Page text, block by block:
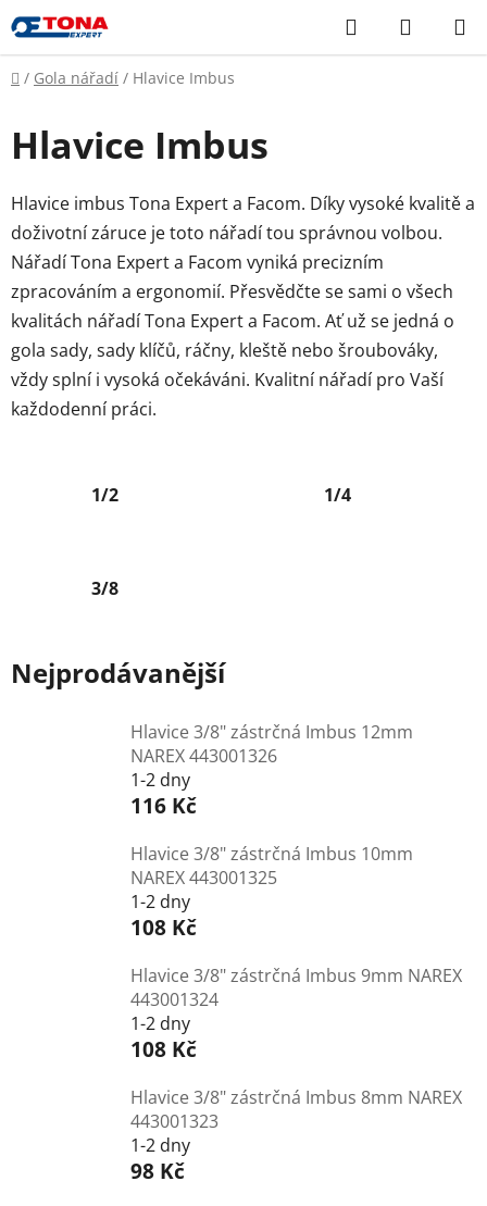
Přejít
na
obsah
Hledat
KOŠÍK
Domů
/ Gola nářadí / Hlavice Imbus
Hlavice Imbus
Hlavice imbus Tona Expert a Facom. Díky vysoké kvalitě a
doživotní záruce je toto nářadí tou správnou volbou.
Nářadí Tona Expert a Facom vyniká precizním
zpracováním a ergonomií. Přesvědčte se sami o všech
kvalitách nářadí Tona Expert a Facom. Ať už se jedná o
gola sady, sady klíčů, ráčny, kleště nebo šroubováky,
vždy splní i vysoká očekáváni. Kvalitní nářadí pro Vaší
každodenní práci.
1/2 1/4
3/8
Nejprodávanější
Hlavice 3/8" zástrčná Imbus 12mm
NAREX 443001326
1-2 dny
116 Kč
Hlavice 3/8" zástrčná Imbus 10mm
NAREX 443001325
1-2 dny
108 Kč
Hlavice 3/8" zástrčná Imbus 9mm NAREX
443001324
1-2 dny
108 Kč
Hlavice 3/8" zástrčná Imbus 8mm NAREX
443001323
1-2 dny
98 Kč